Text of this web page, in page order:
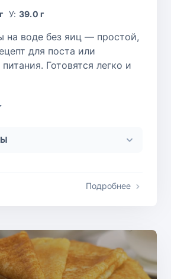
У: 39.0 г
на воде без яиц — простой,
для поста или
Готовятся легко и
Подробнее